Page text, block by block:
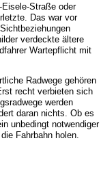
Straße oder
Das war vor
verdeckte ältere
Wartepflicht mit
Radwege gehören
recht verbieten sich
werden
daran nichts. Ob es
unbedingt notwendiger
Fahrbahn holen.